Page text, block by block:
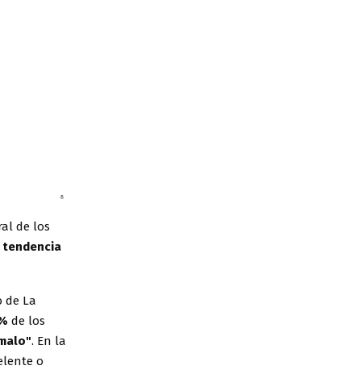
de los
de La
de los
. En la
o